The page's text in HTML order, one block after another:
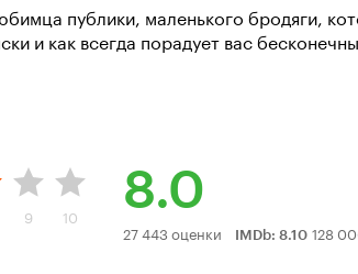
публики, маленького бродяги,
и как всегда порадует вас
9 10
8.0
Рейтинг
27 443 оценки IMDb: 8.10 128